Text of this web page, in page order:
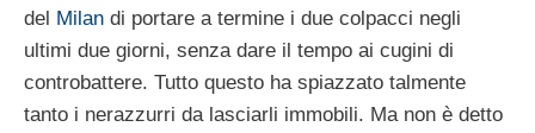
del Milan di portare a termine i due colpacci negli
ultimi due giorni, senza dare il tempo ai cugini di
controbattere. Tutto questo ha spiazzato talmente
tanto i nerazzurri da lasciarli immobili. Ma non è detto